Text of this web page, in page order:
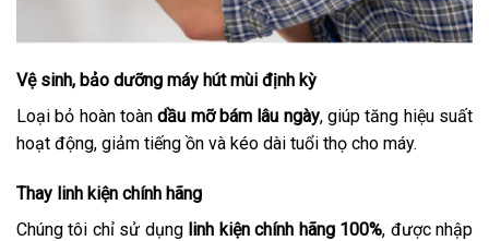
Vệ sinh, bảo dưỡng máy hút mùi định kỳ
Loại bỏ hoàn toàndầu mỡ bám lâu ngày, giúp tăng hiệu suất
hoạt động, giảm tiếng ồn và kéo dài tuổi thọ cho máy.
Thay linh kiện chính hãng
Chúng tôi chỉ sử dụng linh kiện chính hãng 100%, được nhập